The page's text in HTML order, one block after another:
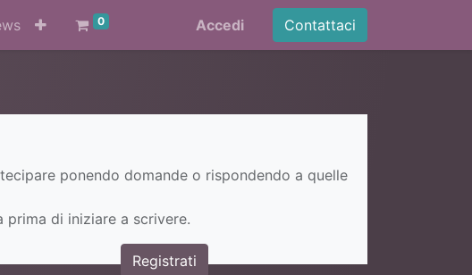
0 Accedi Contattaci
ponendo domande o rispondendo a quelle
di iniziare a scrivere.
Registrati